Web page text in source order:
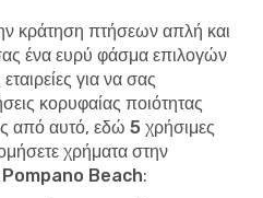
κράτηση πτήσεων απλή και
ένα ευρύ φάσμα επιλογών
για να σας
κορυφαίας ποιότητας
από αυτό, εδώ 5 χρήσιμες
χρήματα στην
Pompano Beach: